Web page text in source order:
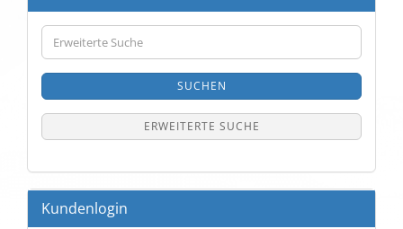
Erweiterte
Suche
SUCHEN
ERWEITERTE SUCHE
Kundenlogin